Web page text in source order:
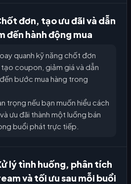
đơn, tạo ưu đãi và dẫn
đến hành động mua
quanh kỹ năng chốt đơn
coupon, giảm giá và dẫn
bước mua hàng trong
trọng nếu bạn muốn hiểu cách
ưu đãi thành một luồng bán
buổi phát trực tiếp.
lý tình huống, phân tích
và tối ưu sau mỗi buổi